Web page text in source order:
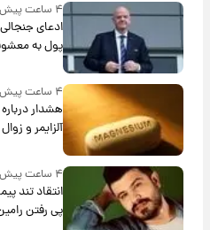
۴ ساعت پیش
ادعای جنجالی
پول به
۴ ساعت پیش
هشدار
آلزایمر و
۴ ساعت پیش
انتقاد تند
پی رفتن